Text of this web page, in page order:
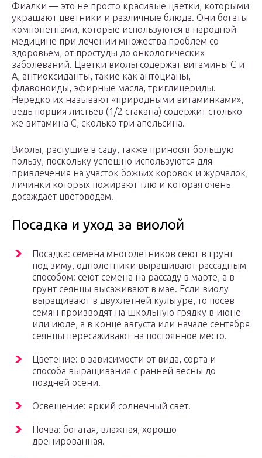
Фиалки — это не просто красивые цветки, которыми
украшают цветники и различные блюда. Они богаты
компонентами, которые используются в народной
медицине при лечении множества проблем со
здоровьем, от простуды до онкологических
заболеваний. Цветки виолы содержат витамины С и
А, антиоксиданты, такие как антоцианы,
флавоноиды, эфирные масла, триглицериды.
Нередко их называют «природными витаминками»,
ведь порция листьев (1/2 стакана) содержит столько
же витамина С, сколько три апельсина.
Виолы, растущие в саду, также приносят большую
пользу, поскольку успешно используются для
привлечения на участок божьих коровок и журчалок,
личинки которых пожирают тлю и которая очень
досаждает цветоводам.
Посадка и уход за виолой
Посадка: семена многолетников сеют в грунт
под зиму, однолетники выращивают рассадным
способом: сеют семена на рассаду в марте, а в
грунт сеянцы высаживают в мае. Если виолу
выращивают в двухлетней культуре, то посев
семян производят на школьную грядку в июне
или июле, а в конце августа или начале сентября
сеянцы пересаживают на постоянное место.
Цветение: в зависимости от вида, сорта и
способа выращивания с ранней весны до
поздней осени.
Освещение: яркий солнечный свет.
Почва: богатая, влажная, хорошо
дренированная.